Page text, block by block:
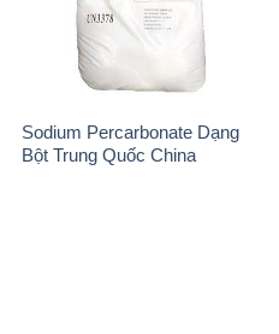
Bột Trung Quốc China